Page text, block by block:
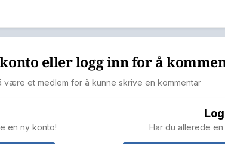
eller logg inn for å
være et medlem for å kunne skrive en kommentar
en ny konto! Har du allerede